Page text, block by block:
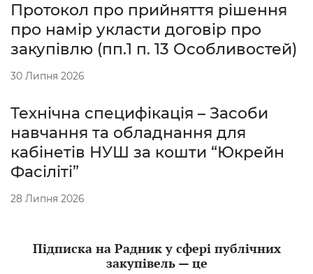
Протокол про прийняття рішення
про намір укласти договір про
закупівлю (пп.1 п. 13 Особливостей)
30 Липня 2026
Технічна специфікація – Засоби
навчання та обладнання для
кабінетів НУШ за кошти “Юкрейн
Фасіліті”
28 Липня 2026
Підписка на Радник у сфері публічних
закупівель — це